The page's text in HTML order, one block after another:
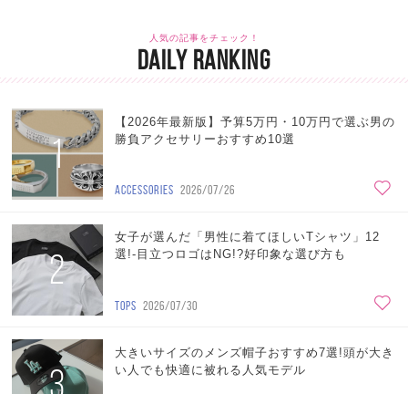
人気の記事をチェック！
DAILY RANKING
1
【2026年最新版】予算5万円・10万円で選ぶ男の
勝負アクセサリーおすすめ10選
ACCESSORIES 2026/07/26
2
女子が選んだ「男性に着てほしいTシャツ」12
選!-目立つロゴはNG!?好印象な選び方も
TOPS 2026/07/30
3
大きいサイズのメンズ帽子おすすめ7選!頭が大き
い人でも快適に被れる人気モデル